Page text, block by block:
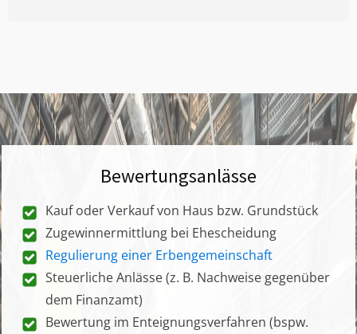
Bewertungsanlässe
Kauf oder Verkauf von Haus bzw. Grundstück
Zugewinnermittlung bei Ehescheidung
Regulierung einer Erbengemeinschaft
Steuerliche Anlässe (z. B. Nachweise gegenüber
dem Finanzamt)
Bewertung im Enteignungsverfahren (bspw.